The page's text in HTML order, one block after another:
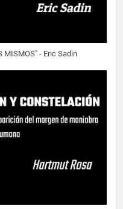
MISMOS" - Eric Sadin